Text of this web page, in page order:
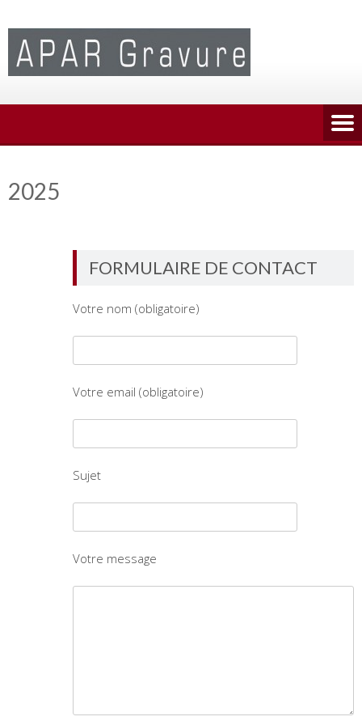
to
content
2025
FORMULAIRE DE CONTACT
Votre nom (obligatoire)
Votre email (obligatoire)
Sujet
Votre message